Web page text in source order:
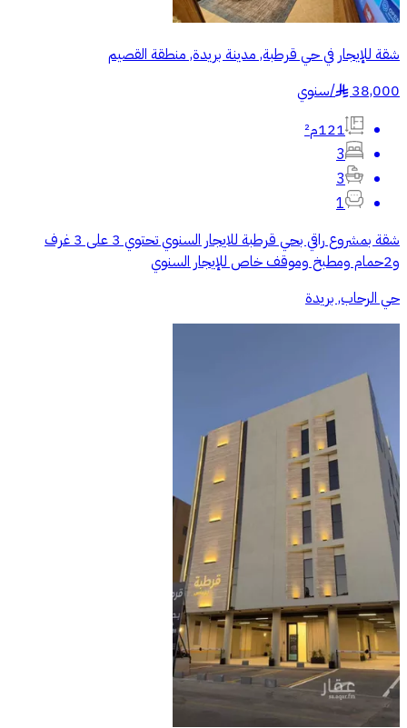
شقة للإيجار في حي قرطبة, مدينة بريدة, منطقة القصيم
38,000
§
/سنوي
121م²
3
3
1
شقة بمشروع راقي بحي قرطبة للايجار السنوي تحتوي 3 على 3 غرف
و2حمام ومطبخ وموقف خاص للإيجار السنوي
حي الرحاب, بريدة